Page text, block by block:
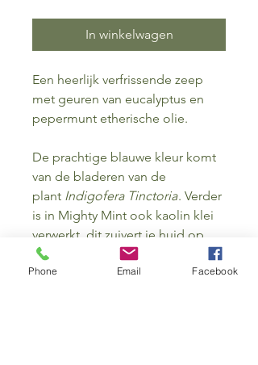
In winkelwagen
Een heerlijk verfrissende zeep
met geuren van eucalyptus en
pepermunt etherische olie.
De prachtige blauwe kleur komt
van de bladeren van de
plant Indigofera Tinctoria. Verder
is in Mighty Mint ook kaolin klei
verwerkt, dit zuivert je huid op
een milde manier. Deze body bar
zal je verbazen, maar na 1 keer
Phone Email Facebook